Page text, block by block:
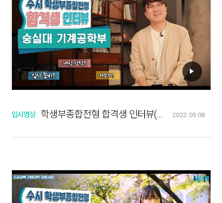
입시영상 학생부종합전형 합격생 인터뷰(기계공학부) 2022.09.08